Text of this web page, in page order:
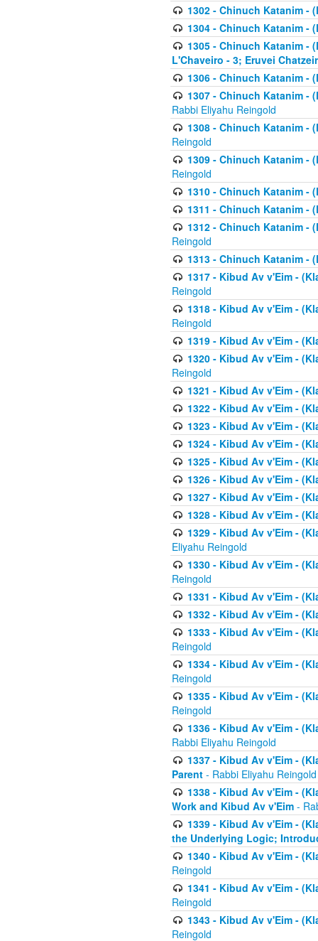
1302 - Chinuch Katanim -
1304 - Chinuch Katanim -
1305 - Chinuch Katanim -
L'Chaveiro - 3; Eruvei
1306 - Chinuch Katanim -
1307 - Chinuch Katanim -
Rabbi Eliyahu Reingold
1308 - Chinuch Katanim -
Reingold
1309 - Chinuch Katanim -
Reingold
1310 - Chinuch Katanim -
1311 - Chinuch Katanim -
1312 - Chinuch Katanim -
Reingold
1313 - Chinuch Katanim -
1317 - Kibud Av v'Eim -
Reingold
1318 - Kibud Av v'Eim -
Reingold
1319 - Kibud Av v'Eim -
1320 - Kibud Av v'Eim -
Reingold
1321 - Kibud Av v'Eim -
1322 - Kibud Av v'Eim -
1323 - Kibud Av v'Eim -
1324 - Kibud Av v'Eim -
1325 - Kibud Av v'Eim -
1326 - Kibud Av v'Eim -
1327 - Kibud Av v'Eim -
1328 - Kibud Av v'Eim -
1329 - Kibud Av v'Eim -
Eliyahu Reingold
1330 - Kibud Av v'Eim -
Reingold
1331 - Kibud Av v'Eim -
1332 - Kibud Av v'Eim -
1333 - Kibud Av v'Eim -
Reingold
1334 - Kibud Av v'Eim -
Reingold
1335 - Kibud Av v'Eim -
Reingold
1336 - Kibud Av v'Eim -
Rabbi Eliyahu Reingold
1337 - Kibud Av v'Eim -
Parent - Rabbi Eliyahu Reingold
1338 - Kibud Av v'Eim -
Work and Kibud Av v'Eim -
1339 - Kibud Av v'Eim -
the Underlying Logic;
1340 - Kibud Av v'Eim -
Reingold
1341 - Kibud Av v'Eim -
Reingold
1343 - Kibud Av v'Eim -
Reingold